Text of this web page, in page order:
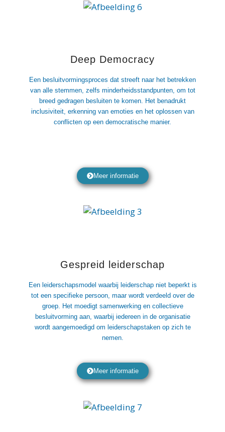
Deep Democracy
Een besluitvormingsproces dat streeft naar het betrekken
van alle stemmen, zelfs minderheidsstandpunten, om tot
breed gedragen besluiten te komen. Het benadrukt
inclusiviteit, erkenning van emoties en het oplossen van
conflicten op een democratische manier.
Meer informatie
Gespreid leiderschap
Een leiderschapsmodel waarbij leiderschap niet beperkt is
tot een specifieke persoon, maar wordt verdeeld over de
groep. Het moedigt samenwerking en collectieve
besluitvorming aan, waarbij iedereen in de organisatie
wordt aangemoedigd om leiderschapstaken op zich te
nemen.
Meer informatie